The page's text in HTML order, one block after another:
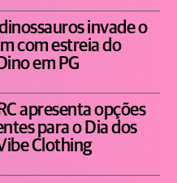
invade o
com estreia do
em PG
apresenta opções
para o Dia dos
Clothing